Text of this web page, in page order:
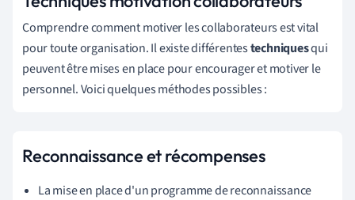
Comprendre comment motiver les collaborateurs est vital
pour toute organisation. Il existe différentestechniquesqui
peuvent être mises en place pour encourager et motiver le
personnel. Voici quelques méthodes possibles :
Reconnaissance et récompenses
La mise en place d'un programme de reconnaissance